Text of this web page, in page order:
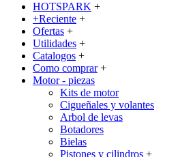
HOTSPARK +
+Reciente +
Ofertas +
Utilidades +
Catalogos +
Como comprar +
Motor - piezas
Kits de motor
Cigueñales y volantes
Arbol de levas
Botadores
Bielas
Pistones y cilindros +